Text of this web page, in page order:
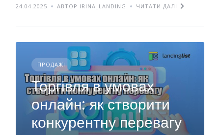
24.04.2025 АВТОР IRINA_LANDING ЧИТАТИ ДАЛІ
ПРОДАЖІ
Торгівля в умовах
онлайн: як створити
конкурентну перевагу